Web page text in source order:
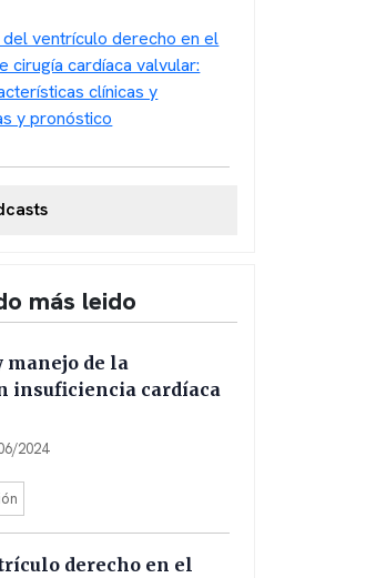
del ventrículo derecho en el
cirugía cardíaca valvular:
clínicas y
y pronóstico
más leido
manejo de la
insuficiencia cardíaca
2024
derecho en el